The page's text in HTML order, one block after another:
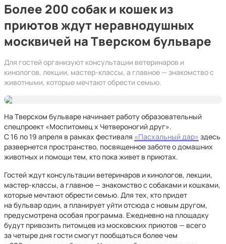
Более 200 собак и кошек из
приютов ждут неравнодушных
москвичей на Тверском бульваре
Для гостей организуют консультации ветеринаров и
кинологов, лекции, мастер-классы, а главное — знакомство с
животными, которые мечтают обрести семью.
На Тверском бульваре начинает работу образовательный
спецпроект «Моспитомец х Четвероногий друг».
С 16 по 19 апреля в рамках фестиваля «Пасхальный дар» здесь
развернется пространство, посвященное заботе о домашних
животных и помощи тем, кто пока живет в приютах.
Гостей ждут консультации ветеринаров и кинологов, лекции,
мастер-классы, а главное — знакомство с собаками и кошками,
которые мечтают обрести семью. Для тех, кто придет
на бульвар один, а планирует уйти отсюда с новым другом,
предусмотрена особая программа. Ежедневно на площадку
будут привозить питомцев из московских приютов — всего
за четыре дня гости смогут пообщаться более чем